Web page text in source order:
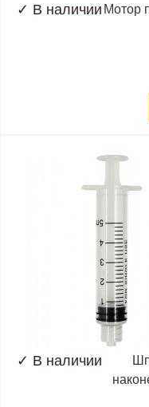
✓ В наличии Мотор
✓ В наличии